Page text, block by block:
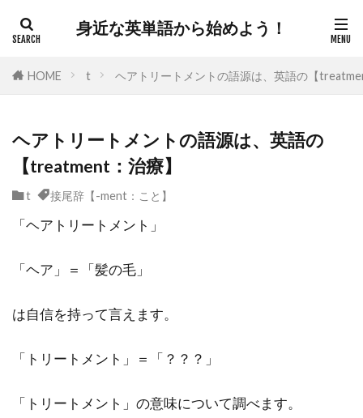
身近な英単語から始めよう！
HOME t ヘアトリートメントの語源は、英語の【
ヘアトリートメントの語源は、英語の
【treatment：治療】
t 接尾辞【-ment：こと】
「ヘアトリートメント」
「ヘア」＝「髪の毛」
は自信を持って言えます。
「トリートメント」＝「？？？」
「トリートメント」の意味について調べます。